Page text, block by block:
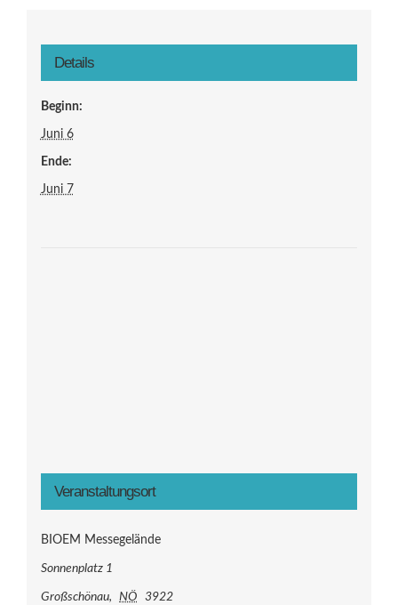
Details
Beginn:
Juni 6
Ende:
Juni 7
Veranstaltungsort
BIOEM Messegelände
Sonnenplatz 1
Großschönau, NÖ 3922